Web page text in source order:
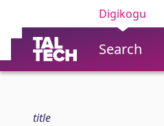
Digikogu
Search
title